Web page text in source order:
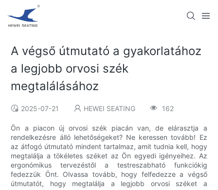
A végső útmutató a gyakorlatához
a legjobb orvosi szék
megtalálásához
2025-07-21 HEWEI SEATING 162
Ön a piacon új orvosi szék piacán van, de elárasztja a
rendelkezésre álló lehetőségeket? Ne keressen tovább! Ez
az átfogó útmutató mindent tartalmaz, amit tudnia kell, hogy
megtalálja a tökéletes széket az Ön egyedi igényeihez. Az
ergonómikus tervezéstől a testreszabható funkciókig
fedezzük Önt. Olvassa tovább, hogy felfedezze a végső
útmutatót, hogy megtalálja a legjobb orvosi széket a